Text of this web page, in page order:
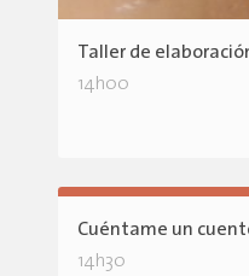
Taller de
14h00
Cuéntame un
14h30